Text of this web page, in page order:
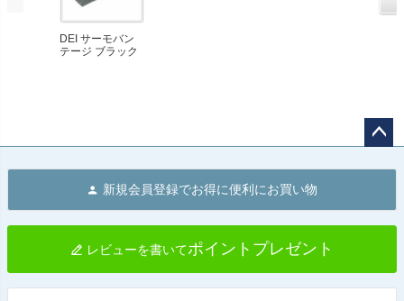
DEI サーモバン
テージ ブラック
へ
新規会員登録でお得に便利にお買い物
レビューを書いてポイントプレゼント